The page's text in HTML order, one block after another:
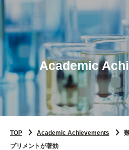
Academic
TOP Academic Achievements
プリメントが著効